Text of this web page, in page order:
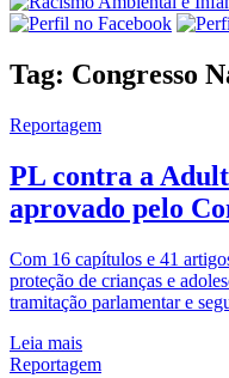
Tag: Congresso
Reportagem
PL contra a
aprovado pelo
Com 16 capítulos e 41
proteção de crianças e
tramitação parlamentar e
Leia mais
Reportagem